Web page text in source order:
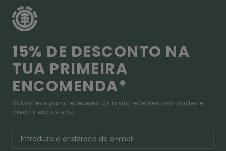
15% DE DESCONTO NA
TUA PRIMEIRA
ENCOMENDA*
Subscreve para receberes as mais recentes novidades e
ofertas exclusivas.